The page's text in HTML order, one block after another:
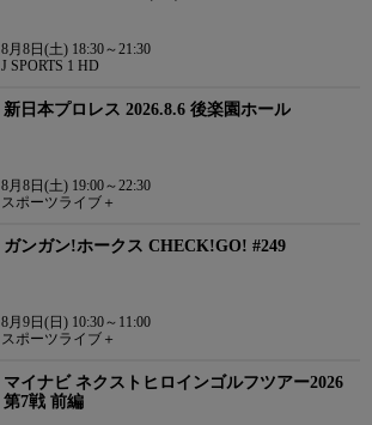
8月8日(土) 18:30～21:30
J SPORTS 1 HD
新日本プロレス 2026.8.6 後楽園ホール
8月8日(土) 19:00～22:30
スポーツライブ＋
ガンガン!ホークス CHECK!GO! #249
8月9日(日) 10:30～11:00
スポーツライブ＋
マイナビ ネクストヒロインゴルフツアー2026
第7戦 前編